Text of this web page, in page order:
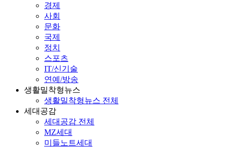
경제
사회
문화
국제
정치
스포츠
IT/신기술
연예/방송
생활밀착형뉴스
생활밀착형뉴스 전체
세대공감
세대공감 전체
MZ세대
미들노트세대